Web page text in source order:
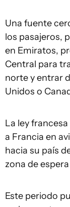
Una fuente
los pasajeros,
en Emiratos,
Central para
norte y entrar
Unidos o
La ley
a Francia en
hacia su país
zona de
Este periodo